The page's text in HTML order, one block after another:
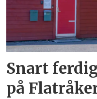
Snart
på